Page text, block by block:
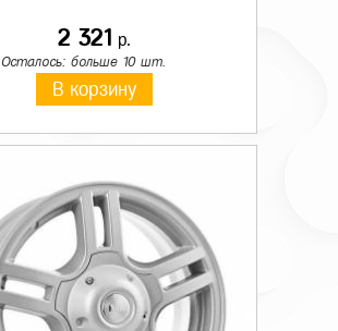
2 321 р.
Осталось: больше 10 шт.
В корзину